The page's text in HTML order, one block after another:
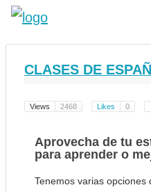
CLASES DE
Views 2468 Likes 0
Aprovecha de tu
para aprender o
Tenemos varias